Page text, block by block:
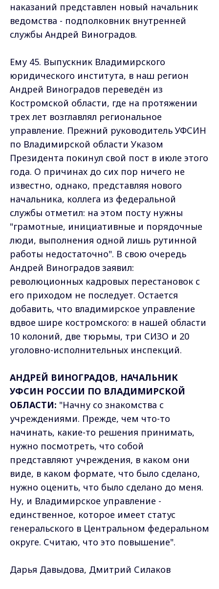
наказаний представлен новый начальник
ведомства - подполковник внутренней
службы Андрей Виноградов.
Ему 45. Выпускник Владимирского
юридического института, в наш регион
Андрей Виноградов переведён из
Костромской области, где на протяжении
трех лет возглавлял региональное
управление. Прежний руководитель УФСИН
по Владимирской области Указом
Президента покинул свой пост в июле этого
года. О причинах до сих пор ничего не
известно, однако, представляя нового
начальника, коллега из федеральной
службы отметил: на этом посту нужны
"грамотные, инициативные и порядочные
люди, выполнения одной лишь рутинной
работы недостаточно". В свою очередь
Андрей Виноградов заявил:
революционных кадровых перестановок с
его приходом не последует. Остается
добавить, что владимирское управление
вдвое шире костромского: в нашей области
10 колоний, две тюрьмы, три СИЗО и 20
уголовно-исполнительных инспекций.
АНДРЕЙ ВИНОГРАДОВ, НАЧАЛЬНИК
УФСИН РОССИИ ПО ВЛАДИМИРСКОЙ
ОБЛАСТИ: "Начну со знакомства с
учреждениями. Прежде, чем что-то
начинать, какие-то решения принимать,
нужно посмотреть, что собой
представляют учреждения, в каком они
виде, в каком формате, что было сделано,
нужно оценить, что было сделано до меня.
Ну, и Владимирское управление -
единственное, которое имеет статус
генеральского в Центральном федеральном
округе. Считаю, что это повышение".
Дарья Давыдова, Дмитрий Силаков